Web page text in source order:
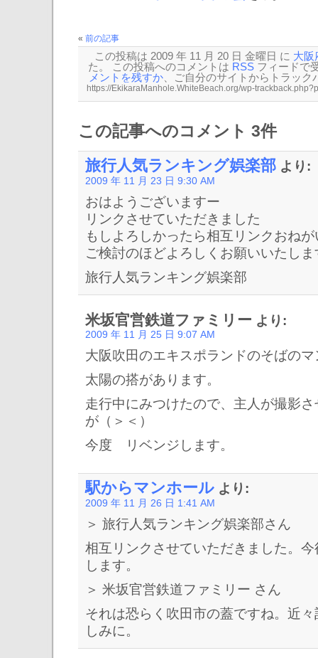
« 前の記事
この投稿は 2009 年 11 月 20 日 金曜日 に 大阪
た。 この投稿へのコメントは RSS フィードで
メントを残すか 、ご自分のサイトから トラック
この記事へのコメント 3件
旅行人気ランキング娯楽部 より:
2009 年 11 月 23 日 9:30 AM
おはようございますー
リンクさせていただきました
もしよろしかったら相互リンクおね
ご検討のほどよろしくお願いいたしま
旅行人気ランキング娯楽部
米坂官営鉄道ファミリー より:
2009 年 11 月 25 日 9:07 AM
大阪吹田のエキスポランドのそばの
太陽の搭があります。
走行中にみつけたので、主人が撮影
が（＞＜）
今度 リベンジします。
駅からマンホール より:
2009 年 11 月 26 日 1:41 AM
＞ 旅行人気ランキング娯楽部さん
相互リンクさせていただきました。
します。
＞ 米坂官営鉄道ファミリー さん
それは恐らく吹田市の蓋ですね。近
しみに。